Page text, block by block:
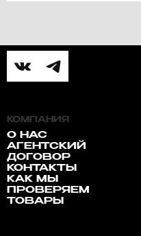
КОМПАНИЯ
О НАС
АГЕНТСКИЙ
ДОГОВОР
КОНТАКТЫ
КАК МЫ
ПРОВЕРЯЕМ
ТОВАРЫ